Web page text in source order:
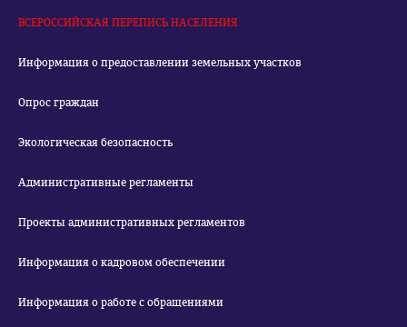
ВСЕРОССИЙСКАЯ ПЕРЕПИСЬ НАСЕЛЕНИЯ
Информация о предоставлении земельных участков
Опрос граждан
Экологическая безопасность
Административные регламенты
Проекты административных регламентов
Информация о кадровом обеспечении
Информация о работе с обращениями